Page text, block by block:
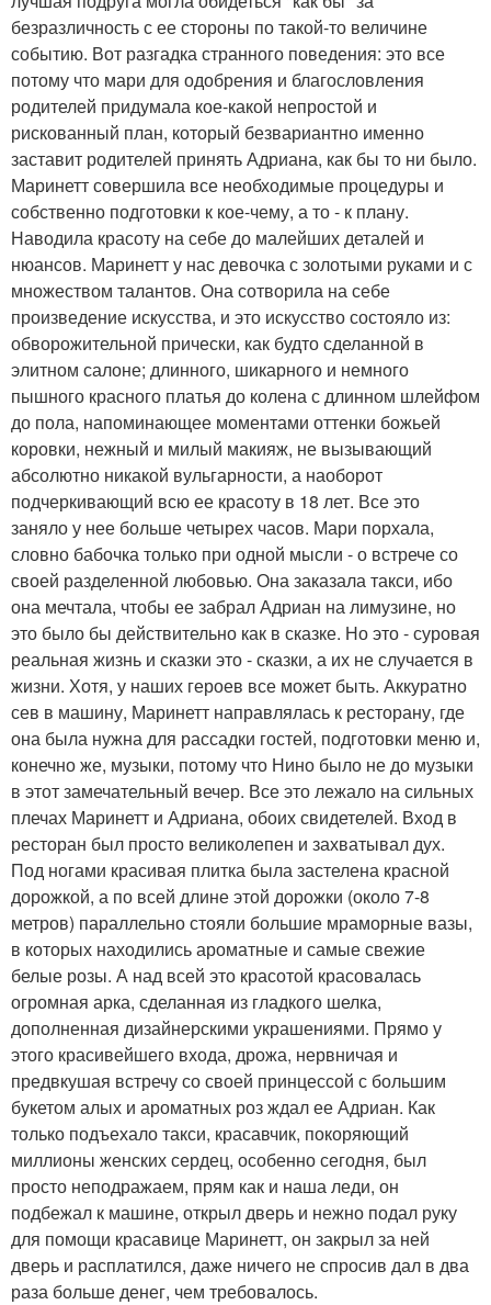
безразличность с ее стороны по такой-то величине
событию. Вот разгадка странного поведения: это все
потому что мари для одобрения и благословления
родителей придумала кое-какой непростой и
рискованный план, который безвариантно именно
заставит родителей принять Адриана, как бы то ни было.
Маринетт совершила все необходимые процедуры и
собственно подготовки к кое-чему, а то - к плану.
Наводила красоту на себе до малейших деталей и
нюансов. Маринетт у нас девочка с золотыми руками и с
множеством талантов. Она сотворила на себе
произведение искусства, и это искусство состояло из:
обворожительной прически, как будто сделанной в
элитном салоне; длинного, шикарного и немного
пышного красного платья до колена с длинном шлейфом
до пола, напоминающее моментами оттенки божьей
коровки, нежный и милый макияж, не вызывающий
абсолютно никакой вульгарности, а наоборот
подчеркивающий всю ее красоту в 18 лет. Все это
заняло у нее больше четырех часов. Мари порхала,
словно бабочка только при одной мысли - о встрече со
своей разделенной любовью. Она заказала такси, ибо
она мечтала, чтобы ее забрал Адриан на лимузине, но
это было бы действительно как в сказке. Но это - суровая
реальная жизнь и сказки это - сказки, а их не случается в
жизни. Хотя, у наших героев все может быть. Аккуратно
сев в машину, Маринетт направлялась к ресторану, где
она была нужна для рассадки гостей, подготовки меню и,
конечно же, музыки, потому что Нино было не до музыки
в этот замечательный вечер. Все это лежало на сильных
плечах Маринетт и Адриана, обоих свидетелей. Вход в
ресторан был просто великолепен и захватывал дух.
Под ногами красивая плитка была застелена красной
дорожкой, а по всей длине этой дорожки (около 7-8
метров) параллельно стояли большие мраморные вазы,
в которых находились ароматные и самые свежие
белые розы. А над всей это красотой красовалась
огромная арка, сделанная из гладкого шелка,
дополненная дизайнерскими украшениями. Прямо у
этого красивейшего входа, дрожа, нервничая и
предвкушая встречу со своей принцессой с большим
букетом алых и ароматных роз ждал ее Адриан. Как
только подъехало такси, красавчик, покоряющий
миллионы женских сердец, особенно сегодня, был
просто неподражаем, прям как и наша леди, он
подбежал к машине, открыл дверь и нежно подал руку
для помощи красавице Маринетт, он закрыл за ней
дверь и расплатился, даже ничего не спросив дал в два
раза больше денег, чем требовалось.